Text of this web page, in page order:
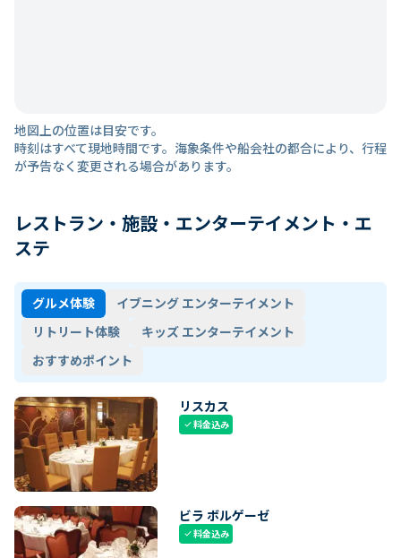
地図上の位置は目安です。
時刻はすべて現地時間です。海象条件や船会社の都合により、行程
が予告なく変更される場合があります。
レストラン・施設・エンターテイメント・エ
ステ
グルメ体験
イブニング エンターテイメント
リトリート体験
キッズ エンターテイメント
おすすめポイント
リスカス
check料金込み
ビラ ボルゲーゼ
check料金込み